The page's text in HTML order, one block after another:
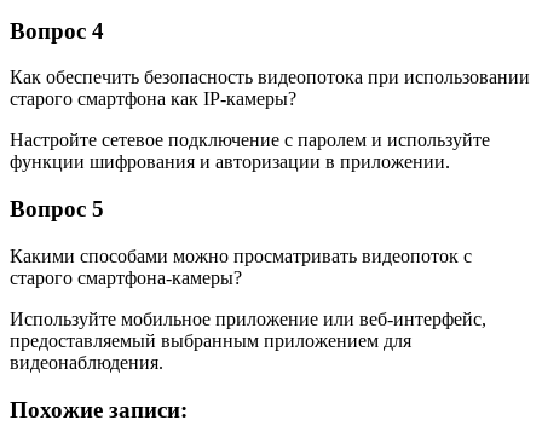
Вопрос 4
Как обеспечить безопасность видеопотока при использовании
старого смартфона как IP‑камеры?
Настройте сетевое подключение с паролем и используйте
функции шифрования и авторизации в приложении.
Вопрос 5
Какими способами можно просматривать видеопоток с
старого смартфона‑камеры?
Используйте мобильное приложение или веб-интерфейс,
предоставляемый выбранным приложением для
видеонаблюдения.
Похожие записи: